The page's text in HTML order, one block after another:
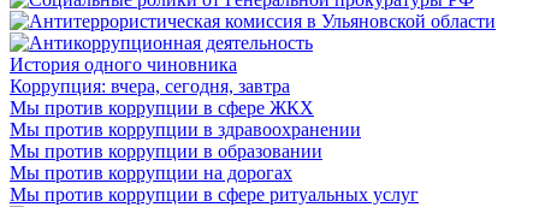
История одного чиновника
Коррупция: вчера, сегодня, завтра
Мы против коррупции в сфере ЖКХ
Мы против коррупции в здравоохранении
Мы против коррупции в образовании
Мы против коррупции на дорогах
Мы против коррупции в сфере ритуальных услуг